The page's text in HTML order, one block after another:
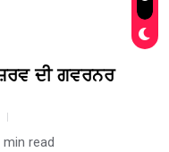
ਦੀ ਗਵਰਨਰ
min read